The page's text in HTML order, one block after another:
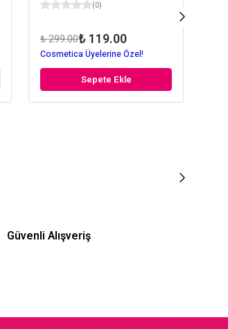
(0)
₺ 299.00₺ 119.00
Cosmetica Üyelerine Özel!
Sepete Ekle
Güvenli Alışveriş